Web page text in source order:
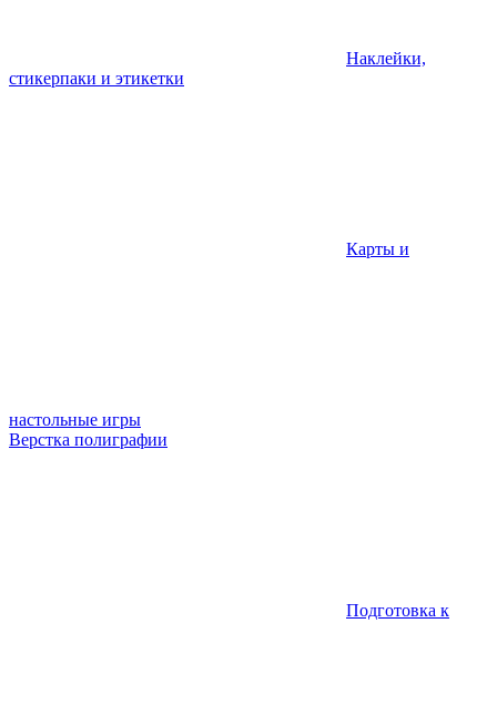
Наклейки,
стикерпаки и этикетки
Карты и
настольные игры
Верстка полиграфии
Подготовка к